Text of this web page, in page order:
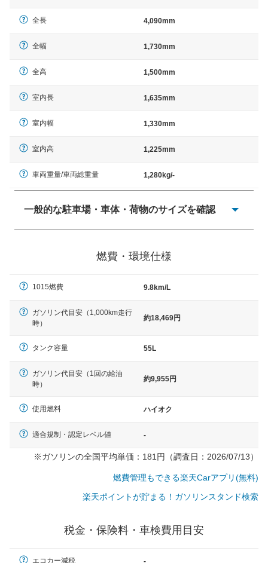
全長 4,090mm
全幅 1,730mm
全高 1,500mm
室内長 1,635mm
室内幅 1,330mm
室内高 1,225mm
車両重量/車両総重量 1,280kg/-
一般的な駐車場・車体・荷物のサイズを確認
× 長さ 5,000mm 車路幅 5,000mmというサイズが標準値
燃費・環境仕様
1015燃費 9.8km/L
ガソリン代目安（1,000km走行
時）
約18,469円
タンク容量 55L
ガソリン代目安（1回の給油
時）
約9,955円
使用燃料 ハイオク
適合規制・認定レベル値 -
※ガソリンの全国平均単価：181円（調査日：2026/07/13）
燃費管理もできる楽天Carアプリ(無料)
楽天ポイントが貯まる！ガソリンスタンド検索
税金・保険料・車検費用目安
エコカー減税 -